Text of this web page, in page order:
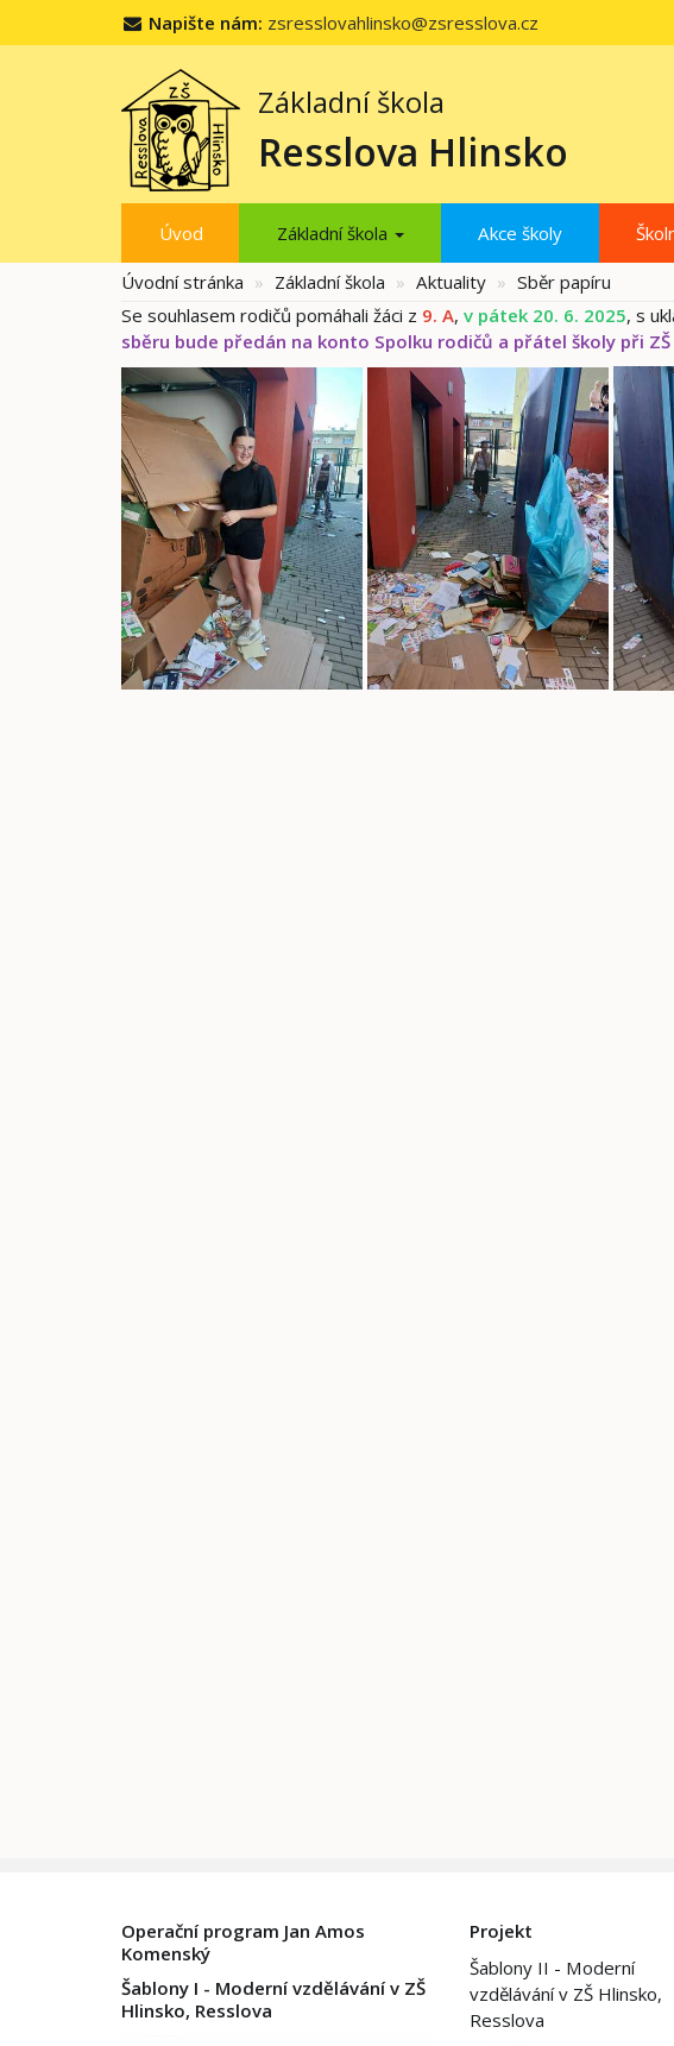
Napište nám: zsresslovahlinsko@zsresslova.cz
Základní škola
Resslova Hlinsko
Úvod Základní škola Akce školy
Úvodní stránka Základní škola Aktuality
Sběr papíru
Se souhlasem rodičů pomáhali žáci z 9. A, v pátek 20. 6. 2025, s
sběru bude předán na konto Spolku rodičů a přátel školy při ZŠ
Operační program Jan Amos
Komenský
Šablony I - Moderní vzdělávání v ZŠ
Hlinsko, Resslova
Projekt
Šablony II - Moderní
vzdělávání v ZŠ Hlinsko,
Resslova